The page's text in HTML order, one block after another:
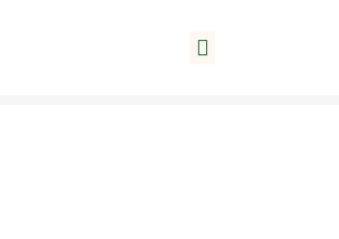
Vasos de chupito